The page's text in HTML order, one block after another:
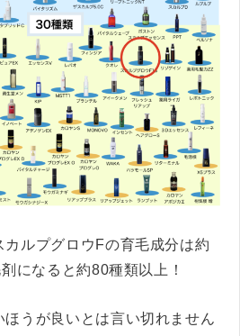
ルプグロウFの育毛成分は約
になると約80種類以上！
うが良いとは言い切れません